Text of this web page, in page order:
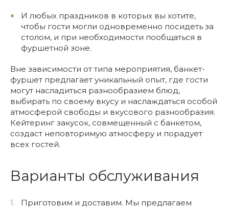
И любых праздников в которых вы хотите,
чтобы гости могли одновременно посидеть за
столом, и при необходимости пообщаться в
фуршетной зоне.
Вне зависимости от типа мероприятия, банкет-
фуршет предлагает уникальный опыт, где гости
могут насладиться разнообразием блюд,
выбирать по своему вкусу и наслаждаться особой
атмосферой свободы и вкусового разнообразия.
Кейтеринг закусок, совмещенный с банкетом,
создаст неповторимую атмосферу и порадует
всех гостей.
Варианты обслуживания
Приготовим и доставим. Мы предлагаем